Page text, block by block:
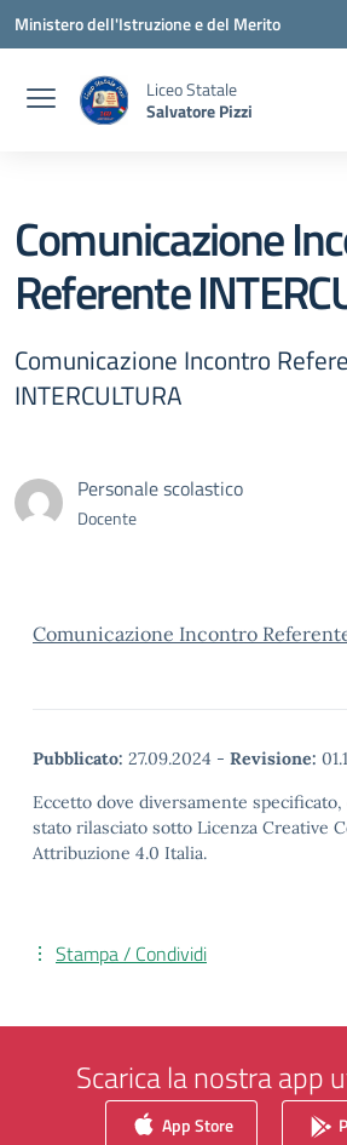
Vai ai contenuti
Vai al menu di navigazione
Vai al footer
Ministero dell'Istruzione e del Merito
Liceo Statale
Salvatore Pizzi
Comunicazione
Referente
Comunicazione Incontro
INTERCULTURA
Personale scolastico
Docente
Comunicazione Incontro
Pubblicato: 27.09.2024 - Revisione:
Eccetto dove diversamente
stato rilasciato sotto Licenza Creative
Attribuzione 4.0 Italia.
Stampa / Condividi
Scarica la nostra app
App Store